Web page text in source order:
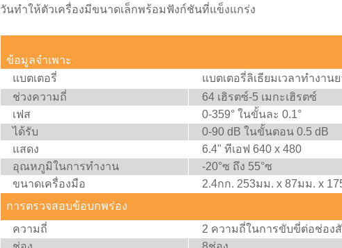
วันทำให้ตัวเครื่องมีขนาดเล็กพร้อมฟังก์ชันที่แข็งแกร่ง
ข้อมูลจำเพาะ
แบตเตอรี่
แบตเตอรี่ลิเธียมเวลาทำงา
ช่วงความถี่
64 เฮิรตซ์-5 เมกะเฮิรตซ์
เฟส
0-359° ในขั้นละ 0.1°
ได้รับ
0-90 dB ในขั้นตอน 0.5 dB
แสดง
6.4" ทีเอฟ 640 x 480
อุณหภูมิในการทำงาน
-20°ซ ถึง 55°ซ
ขนาดเครื่องมือ
2.4กก. 253มม. x 87มม. x
การตรวจสอบข้อบกพร่อง
ความถี่
2 ความถี่ในการขับขี่ต่อช่อ